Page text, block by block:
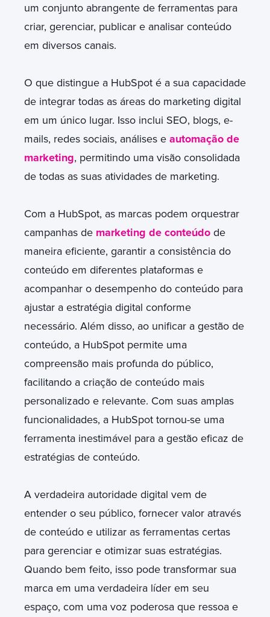
um conjunto abrangente de ferramentas para
criar, gerenciar, publicar e analisar conteúdo
em diversos canais.
O que distingue a HubSpot é a sua capacidade
de integrar todas as áreas do marketing digital
em um único lugar. Isso inclui SEO, blogs, e-
mails, redes sociais, análises e automação de
marketing, permitindo uma visão consolidada
de todas as suas atividades de marketing.
Com a HubSpot, as marcas podem orquestrar
campanhas de marketing de conteúdo de
maneira eficiente, garantir a consistência do
conteúdo em diferentes plataformas e
acompanhar o desempenho do conteúdo para
ajustar a estratégia digital conforme
necessário. Além disso, ao unificar a gestão de
conteúdo, a HubSpot permite uma
compreensão mais profunda do público,
facilitando a criação de conteúdo mais
personalizado e relevante. Com suas amplas
funcionalidades, a HubSpot tornou-se uma
ferramenta inestimável para a gestão eficaz de
estratégias de conteúdo.
A verdadeira autoridade digital vem de
entender o seu público, fornecer valor através
de conteúdo e utilizar as ferramentas certas
para gerenciar e otimizar suas estratégias.
Quando bem feito, isso pode transformar sua
marca em uma verdadeira líder em seu
espaço, com uma voz poderosa que ressoa e